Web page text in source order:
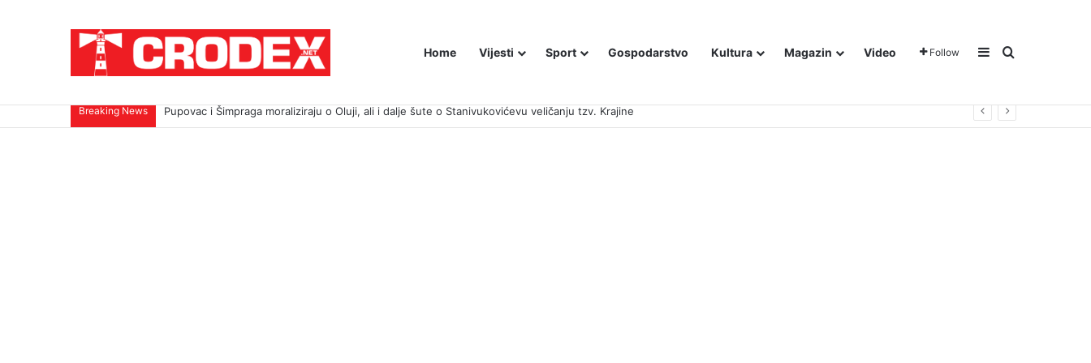
Home Vijesti Sport Gospodarstvo Kultura Magazin Video Follow Sidebar
Traži
Breaking News Pupovac i Šimpraga moraliziraju o Oluji, ali i dalje šute o Stanivukovićevu veličanju tzv. Krajine